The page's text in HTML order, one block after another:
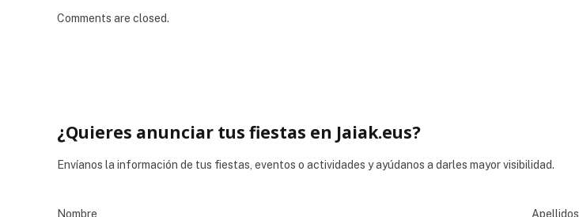
Comments are closed.
¿Quieres anunciar tus fiestas en Jaiak.eus?
Envíanos la información de tus fiestas, eventos o actividades y ayúdanos a darles mayor visibilidad.
Nombre Apellidos